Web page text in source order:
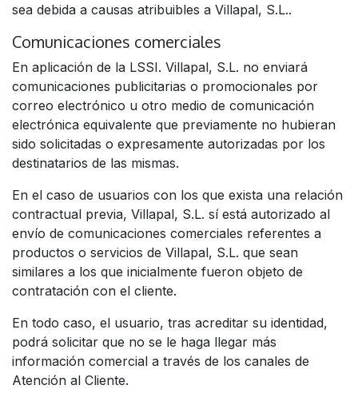
sea debida a causas atribuibles a Villapal, S.L..
Comunicaciones comerciales
En aplicación de la LSSI. Villapal, S.L. no enviará
comunicaciones publicitarias o promocionales por
correo electrónico u otro medio de comunicación
electrónica equivalente que previamente no hubieran
sido solicitadas o expresamente autorizadas por los
destinatarios de las mismas.
En el caso de usuarios con los que exista una relación
contractual previa, Villapal, S.L. sí está autorizado al
envío de comunicaciones comerciales referentes a
productos o servicios de Villapal, S.L. que sean
similares a los que inicialmente fueron objeto de
contratación con el cliente.
En todo caso, el usuario, tras acreditar su identidad,
podrá solicitar que no se le haga llegar más
información comercial a través de los canales de
Atención al Cliente.